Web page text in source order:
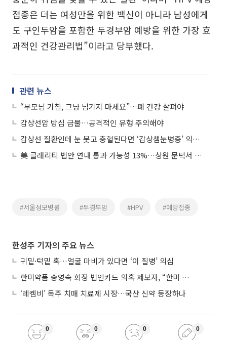
접종은 더는 여성만을 위한 백신이 아니라 남성에게
도 구인두암을 포함한 두경부암 예방을 위한 가장 효
과적인 건강관리법”이라고 당부했다.
관련 뉴스
“부모님 기침, 그냥 넘기지 마세요”…폐 건강 살펴야
갑상선암 방심 금물…공격적인 유형 주의해야
갑상선 질환인데 눈 붓고 충혈된다면 ‘갑상샘눈병증’ 의심해야
美 클래리티 법안 연내 통과 가능성 13%…상원 문턱서 제동
#서울성모병원 #두경부암 #HPV #예방접종
한성주 기자의 주요 뉴스
귀밑·턱밑 혹…얼굴 마비가 있다면 ‘이 질병’ 의심
한미약품 송영숙 회장 법인카드 의혹 제보자, “한미 잘 되기 바라는 마음”
‘레켐비’ 독주 치매 치료제 시장…국산 신약 등장하나
0 0 0 0